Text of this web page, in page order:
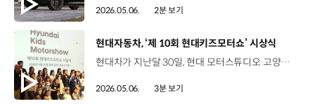
2026.05.06. 2분 보기
[동영상]
현대자동차, ‘제 10회 현대키즈모터쇼’ 시상식
현대차가 지난달 30일, 현대 모터스튜디오 고양에서 '제 10회 현대키즈모터쇼 공모전' 시상식을 개최했습니다. ‘현대키즈모터쇼’는 2016년 어린이 상상력 모터쇼 콘셉트로 시작해 지금까지 이어오고 있는 성장세대 대상 캠페인인데요. 이날 시상식에는 수상자를 비롯해 우수 작품을 선보인 어린이와 가족 등이 참석했습니다. 이재호 실장 / 현대차 마케팅경험실올해 여러분들의 그림을 포함해서 약 7천 점 정도의 작품이 더해지며 지난 10년간 약 10만 점 이상의 소중한 이야기들이 모아졌습니다. 이러한 소중한 이야기들은 현대차에게 큰 영감을 주고 있습니다. 이곳 현대 모터스튜디오 고양을 상상력으로 채워주신 우리 어린이 여러분들께 진심으로 감사 말씀드립니다. ‘상상 속 미래도시는 어떤 모습인가요?’를 주제로 진행된 이번 공모전은 미술, 공학, 도시 등 다양한 분야 전문가의 심사를 통해 본선 진출작을 선정했는데요. 시상식에서는 연령별 우수상을 비롯해 교육부 장관상과 현대자동차 대표이사상 등 다양한 부문의 수상작을 발표하고 시상했습니다. 박서준 / 교육부 장관상 수상이 작품은 우주의 상처를 치료하는 것입니다. 저는 더러워진 공기를 다시 깨끗하게 게 만들어 주는 로봇 과학자들이 우주선을 타고 고칠 데가 있는지 살펴보는 그림을 그렸습니다. 김도하 / 현대차 대표이사상 수상미래에 만들어지는 AI 우주 도시를 상상하며 그렸습니다. 저는 이 작품을 통해 사람들이 더 안전하고 편리하게 살아갈 수 있는 미래를 표현하고자 했습니다. 권효주 / 현대차 대표이사상 수상지구에 넘쳐나는 쓰레기를 재활용해 깨끗한 에너지로 바꾸는 미래 사회를 그렸어요. 특히 AI 데이터 센터는 사람과 기계가 함께 소통하고 또한 자연이 함께 어우러진 도시가 지속 가능한 미래를 만들어 가고 있어요. 현대차는 최우수 수상작 6점을 실제 작품으로 구현해 현대 모터스튜디오 고양에 전시하고, 앞으로도 성장세대가 상상력과 창의적 아이디어를 마음껏 펼칠 수 있도록 지원할 예정입니다.
2026.05.06. 3분 보기